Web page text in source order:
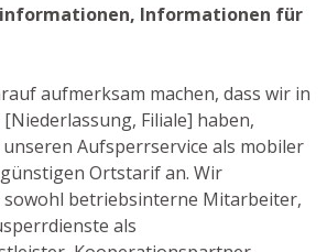
Informationen für
aufmerksam machen, dass wir in
Filiale] haben,
Aufsperrservice als mobiler
Ortstarif an. Wir
sowohl betriebsinterne Mitarbeiter,
als